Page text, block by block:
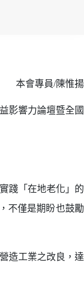
本會專員/陳惟揚
影響力論壇暨全國
踐「在地老化」的
不僅是期盼也鼓勵
造工業之改良，達